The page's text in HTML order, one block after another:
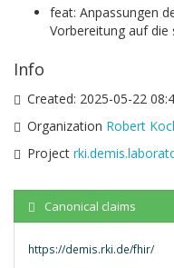
feat: Anpassungen
Vorbereitung auf die
Info
Created: 2025-05-22
Organization Robert
Project
Canonical claims
https://demis.rki.de/fhir/